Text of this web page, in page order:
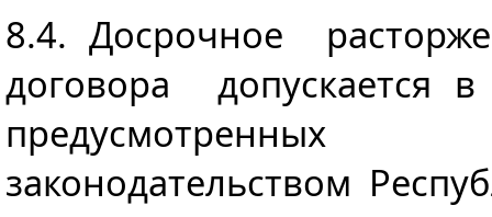
8.4. Досрочное
договора
законодательством